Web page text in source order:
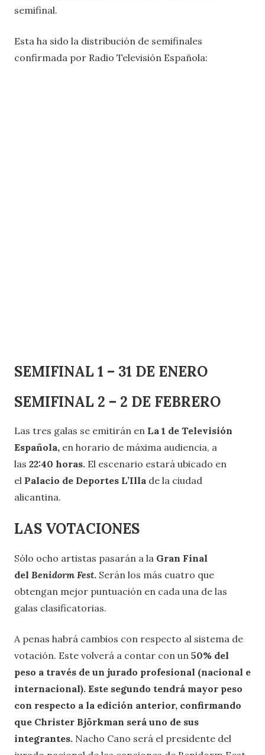
semifinal.
Esta ha sido la distribución de semifinales
confirmada por Radio Televisión Española:
SEMIFINAL 1 – 31 DE ENERO
SEMIFINAL 2 – 2 DE FEBRERO
Las tres galas se emitirán en La 1 de Televisión
Española, en horario de máxima audiencia, a
las 22:40 horas. El escenario estará ubicado en
el Palacio de Deportes L’Illa de la ciudad
alicantina.
LAS VOTACIONES
Sólo ocho artistas pasarán a la Gran Final
del Benidorm Fest. Serán los más cuatro que
obtengan mejor puntuación en cada una de las
galas clasificatorias.
A penas habrá cambios con respecto al sistema de
votación. Este volverá a contar con un 50% del
peso a través de un jurado profesional (nacional e
internacional). Este segundo tendrá mayor peso
con respecto a la edición anterior, confirmando
que Christer Björkman será uno de sus
integrantes. Nacho Cano será el presidente del